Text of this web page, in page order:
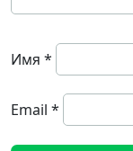
Имя *
Email *